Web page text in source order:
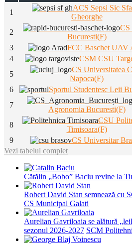
1
ACS Sepsi Sic
Gheorghe
2
CS
Bucuresti(F)
3
FCC Baschet UAV
4
CSM CSU
5
CS Universitatea
Napoca(F)
6
Sportul Studentesc Leii
7
Agronomia Bucuresti(F)
8
CSU
Timisoara(F)
9
CS Universitar
Vezi tabelul complet
Cătălin „Bobo” Baciu revine la
Robert David Stan semnează cu
CS Municipal Galati
Aurelian Gavriloaia se alătură
sezonul 2026-2027 SCM